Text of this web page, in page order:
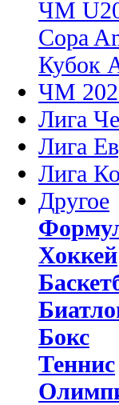
ЧМ
Copa
Кубок
ЧМ
Лига
Лига
Лига
Другое
Хоккей
Бокс
Теннис